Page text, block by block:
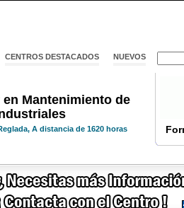
CENTROS DESTACADOS NUEVOS
Mantenimiento de
A distancia de 1620 horas